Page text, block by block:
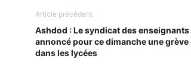
Article précédent
Ashdod : Le syndicat des enseignants
annoncé pour ce dimanche une grève
dans les lycées